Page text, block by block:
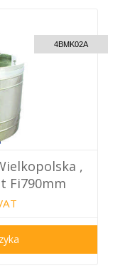
4BMK02A
,
Fi790mm